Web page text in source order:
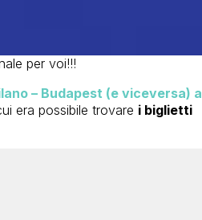
per voi!!!
– Budapest (e viceversa) a
era possibile trovare i biglietti